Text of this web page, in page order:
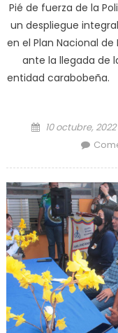
Pié de fuerza de la
un despliegue
en el Plan Nacional
ante la llegada de
entidad carabobeña.
Posted on
10 octubre, 2022